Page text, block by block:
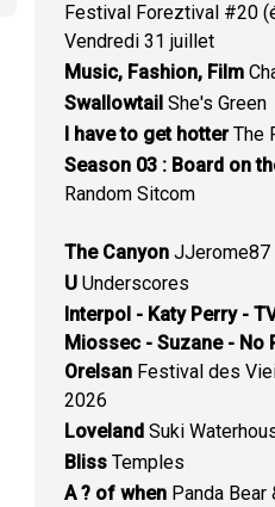
Festival Foreztival #20
Vendredi 31 juillet
Music, Fashion, Film
Swallowtail She's Green
I have to get hotterThe
Season 03 : Board on
Random Sitcom
The Canyon JJerome87
U Underscores
Interpol - Katy Perry -
Miossec - Suzane - No
Orelsan Festival des
2026
Loveland Suki
Bliss Temples
A ? of when Panda Bear